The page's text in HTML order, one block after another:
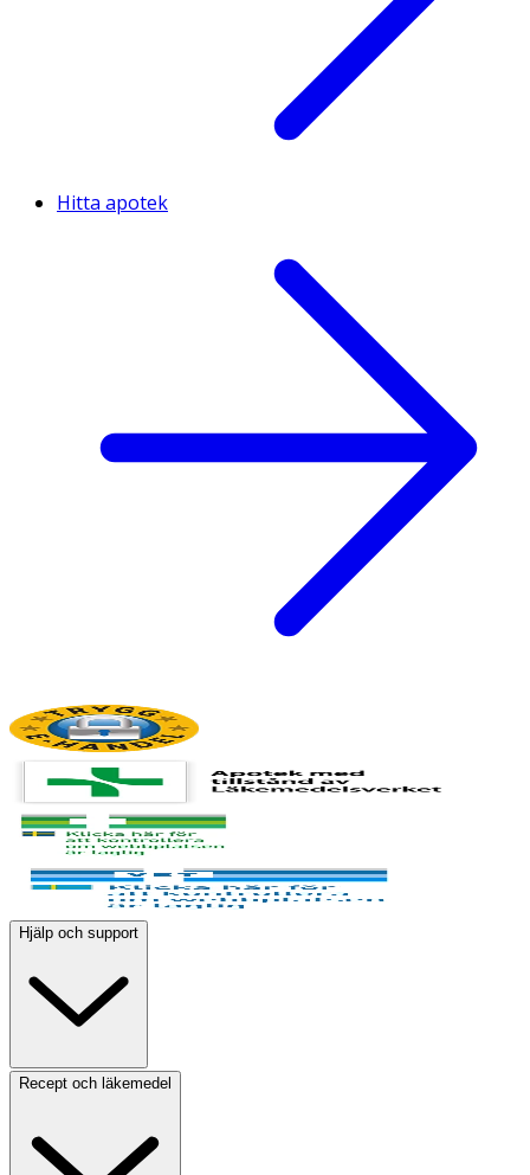
Hitta apotek
Hjälp och support
Recept och läkemedel